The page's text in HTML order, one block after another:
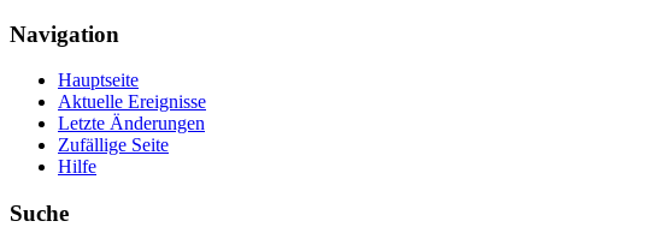
Navigation
Hauptseite
Aktuelle Ereignisse
Letzte Änderungen
Zufällige Seite
Hilfe
Suche